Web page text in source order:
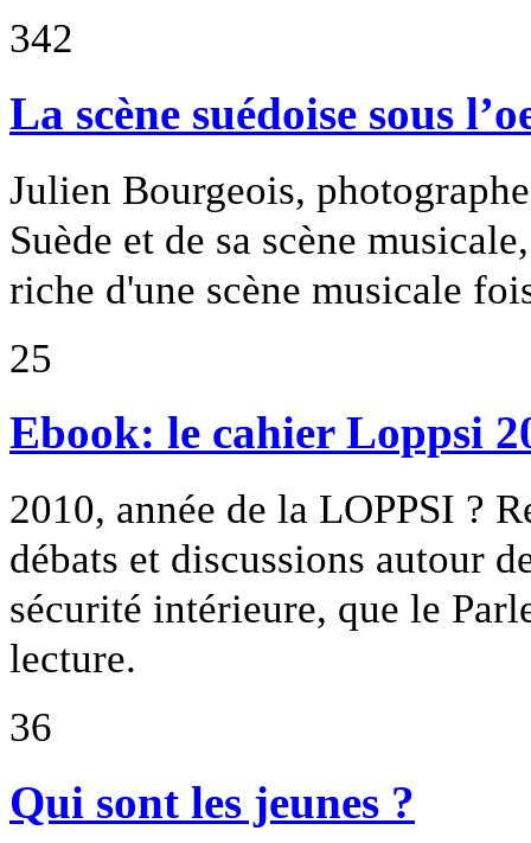
342
La scène suédoise sous
Julien Bourgeois,
Suède et de sa scène
riche d'une scène musicale
25
Ebook: le cahier Loppsi
2010, année de la LOPPSI ?
débats et discussions autour
sécurité intérieure, que le
lecture.
36
Qui sont les jeunes ?